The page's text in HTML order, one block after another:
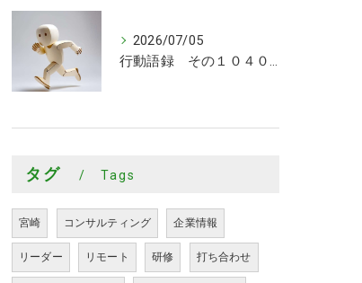
2026/07/05
行動語録 その１０４０ 行動あるのみ！
タグ Tags
宮崎 コンサルティング 企業情報
リーダー リモート 研修 打ち合わせ